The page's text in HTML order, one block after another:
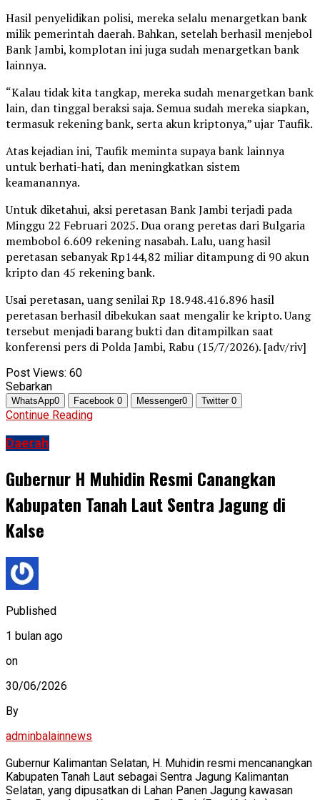
Hasil penyelidikan polisi, mereka selalu menargetkan bank
milik pemerintah daerah. Bahkan, setelah berhasil menjebol
Bank Jambi, komplotan ini juga sudah menargetkan bank
lainnya.
“Kalau tidak kita tangkap, mereka sudah menargetkan bank
lain, dan tinggal beraksi saja. Semua sudah mereka siapkan,
termasuk rekening bank, serta akun kriptonya,” ujar Taufik.
Atas kejadian ini, Taufik meminta supaya bank lainnya
untuk berhati-hati, dan meningkatkan sistem
keamanannya.
Untuk diketahui, aksi peretasan Bank Jambi terjadi pada
Minggu 22 Februari 2025. Dua orang peretas dari Bulgaria
membobol 6.609 rekening nasabah. Lalu, uang hasil
peretasan sebanyak Rp144,82 miliar ditampung di 90 akun
kripto dan 45 rekening bank.
Usai peretasan, uang senilai Rp 18.948.416.896 hasil
peretasan berhasil dibekukan saat mengalir ke kripto. Uang
tersebut menjadi barang bukti dan ditampilkan saat
konferensi pers di Polda Jambi, Rabu (15/7/2026). [adv/riv]
Post Views: 60
Sebarkan
WhatsApp0 Facebook 0 Messenger0 Twitter 0
Continue Reading
Daerah
Gubernur H Muhidin Resmi Canangkan
Kabupaten Tanah Laut Sentra Jagung di
Kalse
Published
1 bulan ago
on
30/06/2026
By
adminbalainnews
Gubernur Kalimantan Selatan, H. Muhidin resmi mencanangkan
Kabupaten Tanah Laut sebagai Sentra Jagung Kalimantan
Selatan, yang dipusatkan di Lahan Panen Jagung kawasan